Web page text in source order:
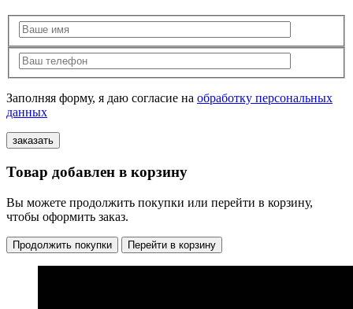
Заполняя форму, я даю согласие на обработку персональных
данных
Товар добавлен в корзину
Вы можете продолжить покупки или перейти в корзину,
чтобы оформить заказ.
Продолжить покупки Перейти в корзину